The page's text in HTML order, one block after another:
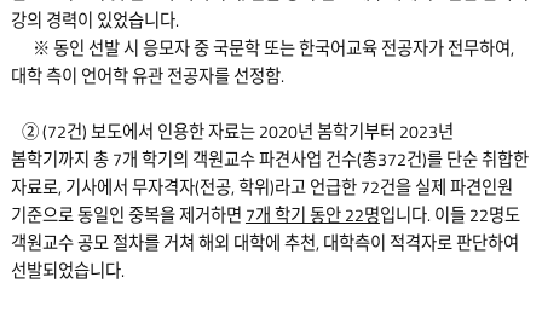
강의 경력이 있었습니다.
※ 동인 선발 시 응모자 중 국문학 또는 한국어교육 전공자가 전무하여,
대학 측이 언어학 유관 전공자를 선정함.
② (72건) 보도에서 인용한 자료는 2020년 봄학기부터 2023년
봄학기까지 총 7개 학기의 객원교수 파견사업 건수(총372건)를 단순 취합한
자료로, 기사에서 무자격자(전공, 학위)라고 언급한 72건을 실제 파견인원
기준으로 동일인 중복을 제거하면 7개 학기 동안 22명입니다. 이들 22명도
객원교수 공모 절차를 거쳐 해외 대학에 추천, 대학측이 적격자로 판단하여
선발되었습니다.